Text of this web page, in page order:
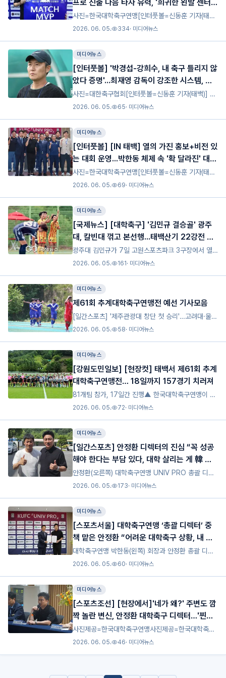
프로 진출 다음 타자 유력, '희귀한 왼발 센터
백' 송호
사진=한국대학축구연맹[인터풋볼=신동훈 기자(태
백)] 송호는 다음 프로 진출 타자로 가장 유력한 선수
김천대학교를
2026. 06. 05. 334· 미디어뉴스
미디어뉴스
[인터풋볼] '박경섭-강희수, 내 축구 틀리지 않
았다 증명'...최재영 감독이 강조한 시스템, 선
문대가 잘 나가는 비결
사진=대한축구협회[인터풋볼=신동훈 기자(태백)] 최
재영 감독의 확실한 철학은 계속되고 있다. 선문대학
1-0으로
2026. 06. 05. 65· 미디어뉴스
미디어뉴스
[인터풋볼] [IN 태백] 열의 가진 홍보+비전 있
는 대회 운영...박한동 체제 속 '확 달라진' 대학
축구 풍경
사진=한국대학축구연맹[인터풋볼=신동훈 기자(태
백)] "대학축구, 점점 달라질 겁니다" 박한동 회장의
라질 거라고 확
2026. 06. 05. 69· 미디어뉴스
미디어뉴스
[국제뉴스] [대학축구] '김민규 결승골' 광주
대, 칼빈대 꺾고 본선행...태백산기 22강전 퍼
즐 완성
광주대 김민규가 7일 고원스포츠파크 3구장에서 열
린 제61회 태백산기 추계대학축구연맹전 칼빈대와
뉴스) 김병용
2026. 06. 05. 161 · 미디어뉴스
미디어뉴스
제61회 추계대학축구연맹전 예선 기사모음
[일간스포츠] '제주관광대 창단 첫 승리'…고려대·울산
대 등 7개 팀 토너먼트 진출 확정 [태백산기][스포츠
2026. 06. 05. 58· 미디어뉴스
미디어뉴스
[강원도민일보] [현장컷] 태백서 제61회 추계
대학축구연맹전… 18일까지 157경기 치러져
81개팀 참가, 17일간 진행▲ 한국대학축구연맹이 주
관하는 ‘제61회 추계대학축구연맹전’이 전국 대학축
18일까
2026. 06. 05. 72· 미디어뉴스
미디어뉴스
[일간스포츠] 안정환 디렉터의 진심 “꼭 성공
해야 한다는 부담 있다, 대학 살리는 게 韓 축
구 보탬 되는 길” [IS 태백]
안정환(오른쪽) 대학축구연맹 UNIV PRO 총괄 디렉
터와 이정효 광주FC 감독. 사진=대학축구 공동취재
수들
2026. 06. 05. 173· 미디어뉴스
미디어뉴스
[스포츠서울] 대학축구연맹 ‘총괄 디렉터’ 중
책 맡은 안정환 “어려운 대학축구 상황, 내 마
음을 움직였다”[SS현장]
대학축구연맹 박한동(왼쪽) 회장과 안정환 총괄 디렉
터. 사진 | 대학축구연맹대학축구연맹 안정환 총괄디
=박준범기
2026. 06. 05. 60· 미디어뉴스
미디어뉴스
[스포츠조선] [현장에서]'네가 왜?' 주변도 깜
짝 놀란 변신, 안정환 대학축구 디렉터…'찐친'
이정효 감독의 응원→기대감
사진제공=한국대학축구연맹사진제공=한국대학축구
연맹[태백=스포츠조선 김가을 기자]"네가? 갑자기 이
2026. 06. 05. 46· 미디어뉴스